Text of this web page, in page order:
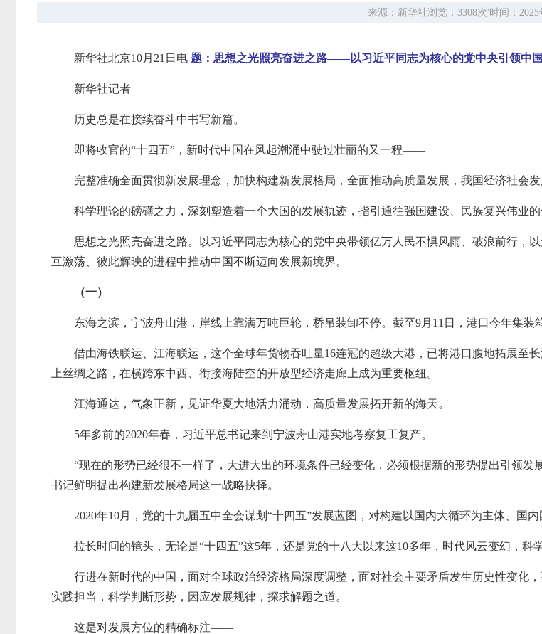
来源：新华社浏览：3308次'时间：2025
新华社北京10月21日电 题：思想之光照亮奋进之路——以习近平同志为核心的党中央引领中
新华社记者
历史总是在接续奋斗中书写新篇。
即将收官的“十四五”，新时代中国在风起潮涌中驶过壮丽的又一程——
完整准确全面贯彻新发展理念，加快构建新发展格局，全面推动高质量发展，我国经济社会
科学理论的磅礴之力，深刻塑造着一个大国的发展轨迹，指引通往强国建设、民族复兴伟业的
思想之光照亮奋进之路。以习近平同志为核心的党中央带领亿万人民不惧风雨、破浪前行，
互激荡、彼此辉映的进程中推动中国不断迈向发展新境界。
（一）
东海之滨，宁波舟山港，岸线上靠满万吨巨轮，桥吊装卸不停。截至9月11日，港口今年集装
借由海铁联运、江海联运，这个全球年货物吞吐量16连冠的超级大港，已将港口腹地拓展至
上丝绸之路，在横跨东中西、衔接海陆空的开放型经济走廊上成为重要枢纽。
江海通达，气象正新，见证华夏大地活力涌动，高质量发展拓开新的海天。
5年多前的2020年春，习近平总书记来到宁波舟山港实地考察复工复产。
“现在的形势已经很不一样了，大进大出的环境条件已经变化，必须根据新的形势提出引领
书记鲜明提出构建新发展格局这一战略抉择。
2020年10月，党的十九届五中全会谋划“十四五”发展蓝图，对构建以国内大循环为主体、国
拉长时间的镜头，无论是“十四五”这5年，还是党的十八大以来这10多年，时代风云变幻，科
行进在新时代的中国，面对全球政治经济格局深度调整，面对社会主要矛盾发生历史性变化
实践担当，科学判断形势，因应发展规律，探求解题之道。
这是对发展方位的精确标注——